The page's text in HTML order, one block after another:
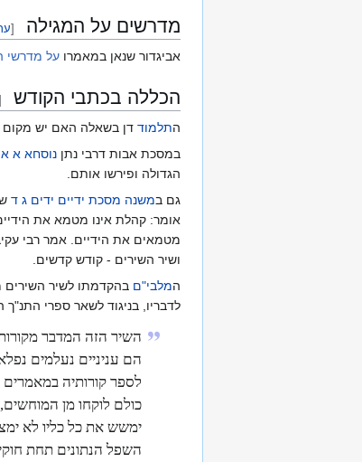
מדרשים על המגילה [
אביגדור שנאן במאמרו על מדרשי
הכללה בכתבי הקודש
התלמוד דן בשאלה האם יש מקום
במסכת אבות דרבי נתן נוסחא א א
הגדולה ופירשו אותם.
גם במשנה מסכת ידיים ידים ג ד
אומר: קהלת אינו מטמא את
מטמאים את הידיים. אמר רבי
ושיר השירים - קודש קדשים.
המלבי"ם בהקדמתו לשיר השירים
לדבריו, בניגוד לשאר ספרי
השיר הזה המדבר
הם עניניים נעלמים
לספר קורותיה
כולם לוקחו מן
ימשש את כל כליו לא
השפל הנתונים תחת